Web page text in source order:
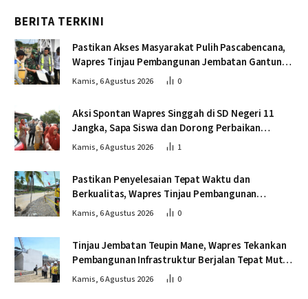
BERITA TERKINI
Pastikan Akses Masyarakat Pulih Pascabencana,
Wapres Tinjau Pembangunan Jembatan Gantung
Kendawi
Kamis, 6 Agustus 2026 0
Aksi Spontan Wapres Singgah di SD Negeri 11
Jangka, Sapa Siswa dan Dorong Perbaikan
Sekolah
Kamis, 6 Agustus 2026 1
Pastikan Penyelesaian Tepat Waktu dan
Berkualitas, Wapres Tinjau Pembangunan
Jembatan Lumut
Kamis, 6 Agustus 2026 0
Tinjau Jembatan Teupin Mane, Wapres Tekankan
Pembangunan Infrastruktur Berjalan Tepat Mutu
dan Tepat Waktu
Kamis, 6 Agustus 2026 0